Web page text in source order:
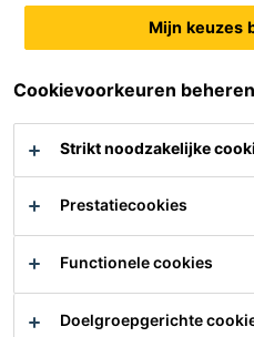
sector samenkomen, voor
Bezoek ons op stand 4 M 157
Hulp nodig?
Mijn keuzes
Cookievoorkeuren beheren
Strikt noodzakelijke
Prestatiecookies
Functionele cookies
Doelgroepgerichte